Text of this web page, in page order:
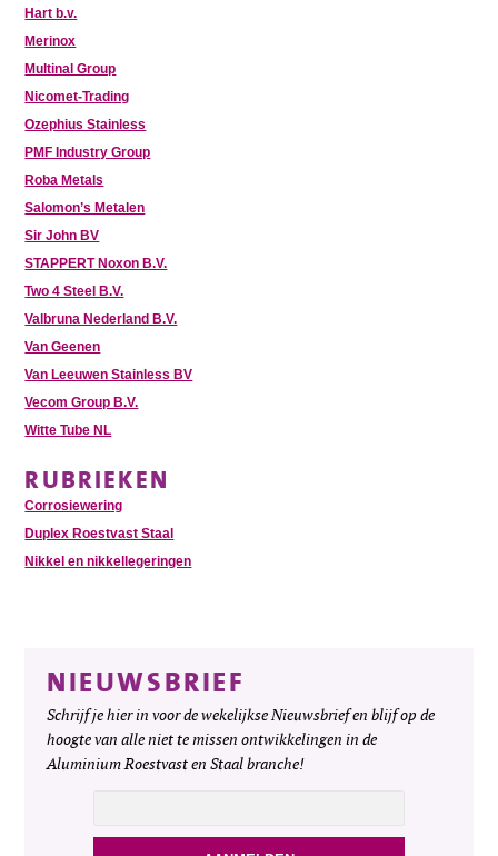
Hart b.v.
Merinox
Multinal Group
Nicomet-Trading
Ozephius Stainless
PMF Industry Group
Roba Metals
Salomon’s Metalen
Sir John BV
STAPPERT Noxon B.V.
Two 4 Steel B.V.
Valbruna Nederland B.V.
Van Geenen
Van Leeuwen Stainless BV
Vecom Group B.V.
Witte Tube NL
RUBRIEKEN
Corrosiewering
Duplex Roestvast Staal
Nikkel en nikkellegeringen
NIEUWSBRIEF
Schrijf je hier in voor de wekelijkse Nieuwsbrief en blijf op de
hoogte van alle niet te missen ontwikkelingen in de
Aluminium Roestvast en Staal branche!